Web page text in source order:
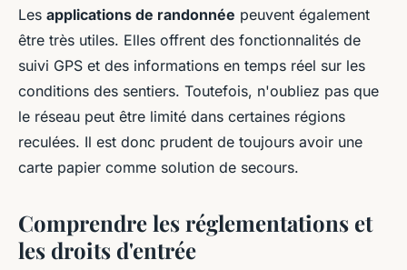
Les applications de randonnée peuvent également
être très utiles. Elles offrent des fonctionnalités de
suivi GPS et des informations en temps réel sur les
conditions des sentiers. Toutefois, n'oubliez pas que
le réseau peut être limité dans certaines régions
reculées. Il est donc prudent de toujours avoir une
carte papier comme solution de secours.
Comprendre les réglementations et
les droits d'entrée